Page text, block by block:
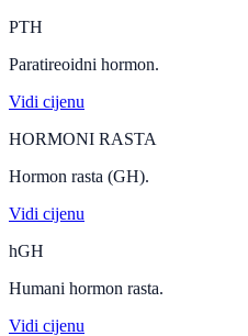
PTH
Paratireoidni hormon.
Vidi cijenu
HORMONI RASTA
Hormon rasta (GH).
Vidi cijenu
hGH
Humani hormon rasta.
Vidi cijenu